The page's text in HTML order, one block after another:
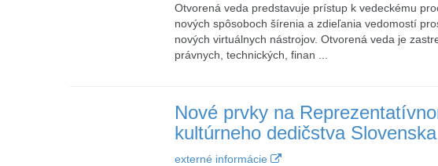
Otvorená veda predstavuje prístup k vedeckému
nových spôsoboch šírenia a zdieľania vedomostí
nových virtuálnych nástrojov. Otvorená veda je
právnych, technických, finan ...
Nové prvky na
kultúrneho dedičstva Slovenska
externé informácie